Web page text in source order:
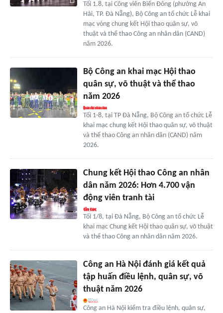
Tối 1.8, tại Công viên Biển Đông (phường An
Hải, TP. Đà Nẵng), Bộ Công an tổ chức Lễ khai
mạc vòng chung kết Hội thao quân sự, võ
thuật và thể thao Công an nhân dân (CAND)
năm 2026.
Bộ Công an khai mạc Hội thao
quân sự, võ thuật và thể thao
năm 2026
Tối 1-8, tại TP Đà Nẵng, Bộ Công an tổ chức Lễ
khai mạc chung kết Hội thao quân sự, võ thuật
và thể thao Công an nhân dân (CAND) năm
2026.
Chung kết Hội thao Công an nhân
dân năm 2026: Hơn 4.700 vận
động viên tranh tài
Tối 1/8, tại Đà Nẵng, Bộ Công an tổ chức Lễ
khai mạc Chung kết Hội thao quân sự, võ thuật
và thể thao Công an nhân dân năm 2026.
Công an Hà Nội đánh giá kết quả
tập huấn điều lệnh, quân sự, võ
thuật năm 2026
Công an Hà Nội kiểm tra điều lệnh, quân sự,